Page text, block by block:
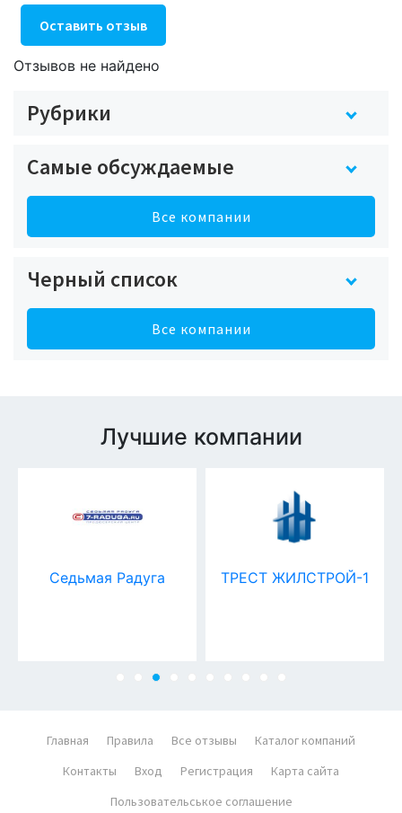
Оставить отзыв
Отзывов не найдено
Рубрики
Самые обсуждаемые
Все компании
Черный список
Все компании
Лучшие компании
Седьмая Радуга ТРЕСТ ЖИЛСТРОЙ-1
Главная Правила Все отзывы
Каталог компаний
Контакты
Вход Регистрация
Карта сайта
Пользовательськое соглашение